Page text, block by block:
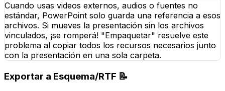
Cuando usas videos externos, audios o fuentes no
estándar, PowerPoint solo guarda una referencia a esos
archivos. Si mueves la presentación sin los archivos
vinculados, ¡se romperá! "Empaquetar" resuelve este
problema al copiar todos los recursos necesarios junto
con la presentación en una sola carpeta.
Exportar a Esquema/RTF 📝